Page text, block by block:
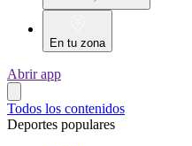
En tu zona
Abrir app
Todos los contenidos
Deportes populares